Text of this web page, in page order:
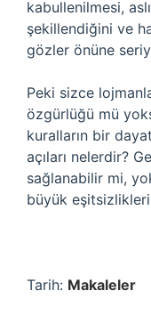
kabullenilmesi,
şekillendiğini ve
gözler önüne
Peki sizce
özgürlüğü mü
kuralların bir
açıları nelerdir?
sağlanabilir mi,
büyük
Tarih: Makaleler